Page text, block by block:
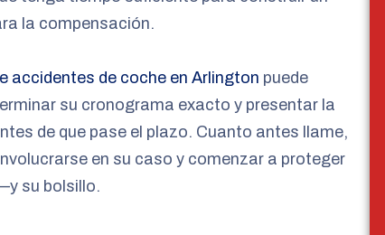
la compensación.
accidentes de coche en Arlington puede
su cronograma exacto y presentar la
de que pase el plazo. Cuanto antes llame,
en su caso y comenzar a proteger
su bolsillo.